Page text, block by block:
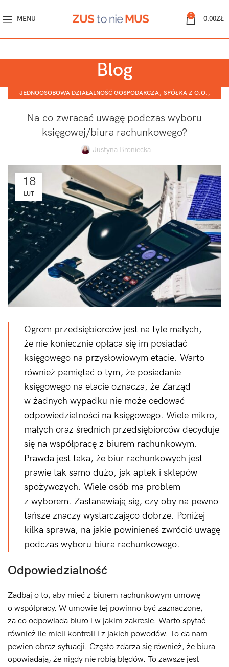
MENU 0 0.00ZŁ
Blog
JEDNOOSOBOWA DZIAŁALNOŚĆ GOSPODARCZA, SPÓŁKA Z O.O.,
Na co zwracać uwagę podczas wyboru
księgowej/biura rachunkowego?
Justyna Broniecka
18
LUT
Ogrom przedsiębiorców jest na tyle małych,
że nie koniecznie opłaca się im posiadać
księgowego na przysłowiowym etacie. Warto
również pamiętać o tym, że posiadanie
księgowego na etacie oznacza, że Zarząd
w żadnych wypadku nie może cedować
odpowiedzialności na księgowego. Wiele mikro,
małych oraz średnich przedsiębiorców decyduje
się na współpracę z biurem rachunkowym.
Prawda jest taka, że biur rachunkowych jest
prawie tak samo dużo, jak aptek i sklepów
spożywczych. Wiele osób ma problem
z wyborem. Zastanawiają się, czy oby na pewno
tańsze znaczy wystarczająco dobrze. Poniżej
kilka sprawa, na jakie powinieneś zwrócić uwagę
podczas wyboru biura rachunkowego.
Odpowiedzialność
Zadbaj o to, aby mieć z biurem rachunkowym umowę
o współpracy. W umowie tej powinno być zaznaczone,
za co odpowiada biuro i w jakim zakresie. Warto spytać
również ile mieli kontroli i z jakich powodów. To da nam
pewien obraz sytuacji. Często zdarza się również, że biura
opowiadają, że nigdy nie robią błędów. To zawsze jest